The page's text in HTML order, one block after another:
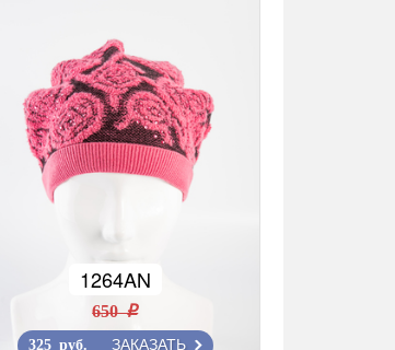
1264AN
650 r
325 руб. ЗАКАЗАТЬ